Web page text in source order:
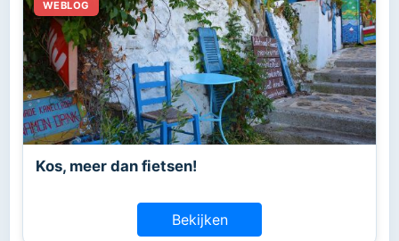
Kos, meer dan fietsen!
Bekijken